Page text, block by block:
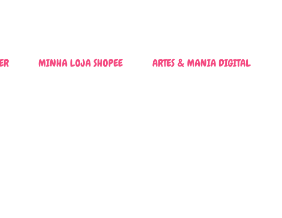
MINHA LOJA SHOPEE ARTES & MANIA DIGITAL